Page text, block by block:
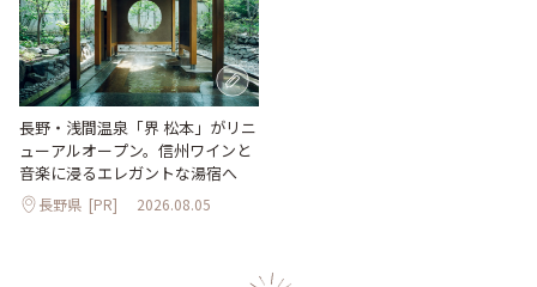
長野・浅間温泉「界 松本」がリニ
ューアルオープン。信州ワインと
音楽に浸るエレガントな湯宿へ
長野県 [PR] 2026.08.05